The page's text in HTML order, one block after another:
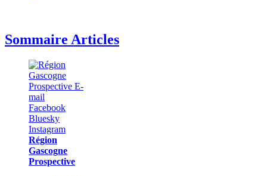
Sommaire Articles
Région
Gascogne
Prospective